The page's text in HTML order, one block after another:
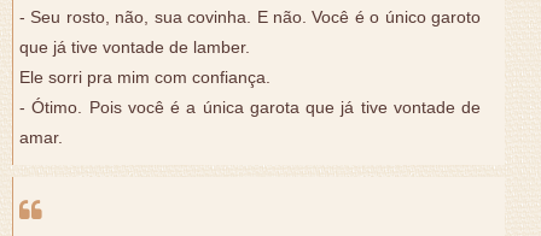
- Seu rosto, não, sua covinha. E não. Você é o único garoto
que já tive vontade de lamber.
Ele sorri pra mim com confiança.
- Ótimo. Pois você é a única garota que já tive vontade de
amar.